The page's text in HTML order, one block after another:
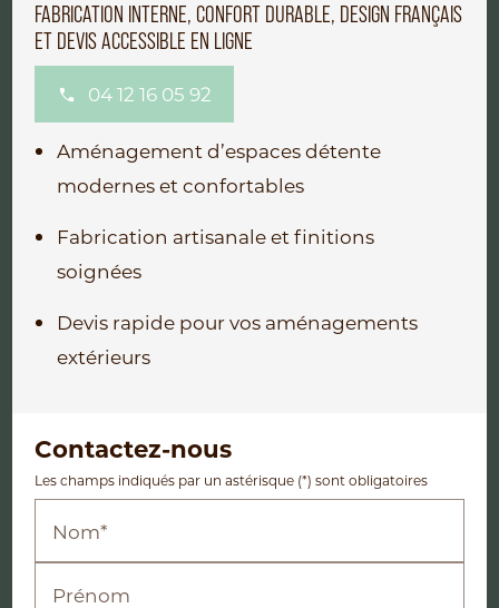
FABRICATION INTERNE, CONFORT DURABLE, DESIGN FRANÇAIS
ET DEVIS ACCESSIBLE EN LIGNE
04 12 16 05 92
Aménagement d’espaces détente
modernes et confortables
Fabrication artisanale et finitions
soignées
Devis rapide pour vos aménagements
extérieurs
Contactez-nous
Les champs indiqués par un astérisque (*) sont obligatoires
Nom*
Prénom